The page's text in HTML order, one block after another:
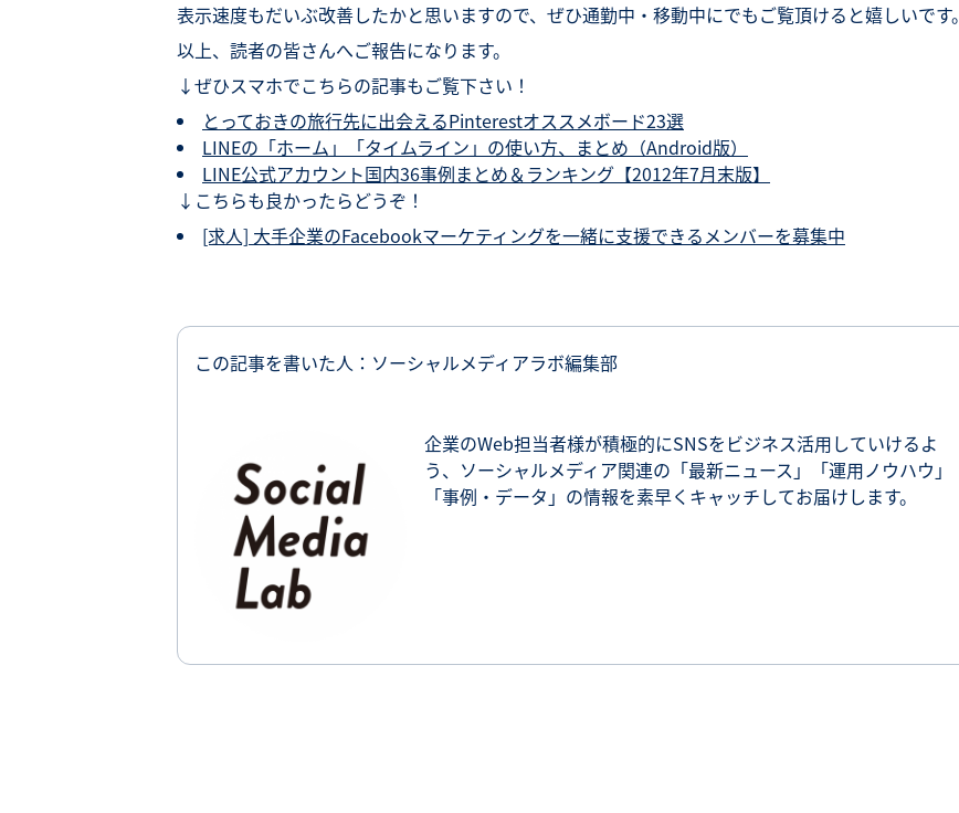
表示速度もだいぶ改善したかと思いますので、ぜひ通勤中・移動中にでもご覧頂けると嬉しいです。
以上、読者の皆さんへご報告になります。
↓ぜひスマホでこちらの記事もご覧下さい！
とっておきの旅行先に出会えるPinterestオススメボード23選
LINEの「ホーム」「タイムライン」の使い方、まとめ（Android版）
LINE公式アカウント国内36事例まとめ＆ランキング【2012年7月末版】
↓こちらも良かったらどうぞ！
[求人] 大手企業のFacebookマーケティングを一緒に支援できるメンバーを募集中
この記事を書いた人：ソーシャルメディアラボ編集部
企業のWeb担当者様が積極的にSNSをビジネス活用していけるよ
う、ソーシャルメディア関連の「最新ニュース」「運用ノウハウ」
「事例・データ」の情報を素早くキャッチしてお届けします。